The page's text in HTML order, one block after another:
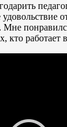
Мне
кто